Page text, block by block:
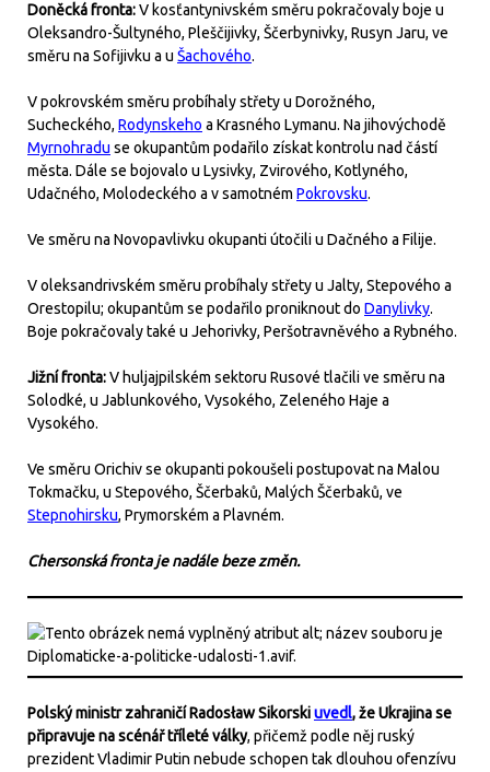
Doněcká fronta:V kosťantynivském směru pokračovaly boje u
Oleksandro-Šultyného, Pleščijivky, Ščerbynivky, Rusyn Jaru, ve
směru na Sofijivku a u Šachového.
V pokrovském směru probíhaly střety u Dorožného,
Sucheckého, Rodynskeho a Krasného Lymanu. Na jihovýchodě
Myrnohradu se okupantům podařilo získat kontrolu nad částí
města. Dále se bojovalo u Lysivky, Zvirového, Kotlyného,
Udačného, Molodeckého a v samotném Pokrovsku.
Ve směru na Novopavlivku okupanti útočili u Dačného a Filije.
V oleksandrivském směru probíhaly střety u Jalty, Stepového a
Orestopilu; okupantům se podařilo proniknout do Danylivky.
Boje pokračovaly také u Jehorivky, Peršotravněvého a Rybného.
Jižní fronta:V huljajpilském sektoru Rusové tlačili ve směru na
Solodké, u Jablunkového, Vysokého, Zeleného Haje a
Vysokého.
Ve směru Orichiv se okupanti pokoušeli postupovat na Malou
Tokmačku, u Stepového, Ščerbaků, Malých Ščerbaků, ve
Stepnohirsku, Prymorském a Plavném.
Chersonská fronta je nadále beze změn.
Polský ministr zahraničí Radosław Sikorskiuvedl, že Ukrajina se
připravuje na scénář tříleté války, přičemž podle něj ruský
prezident Vladimir Putin nebude schopen tak dlouhou ofenzívu